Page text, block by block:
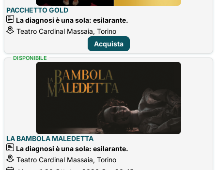
PACCHETTO GOLD
La diagnosi è una sola: esilarante.
Teatro Cardinal Massaia, Torino
Acquista
LA BAMBOLA MALEDETTA
La diagnosi è una sola: esilarante.
Teatro Cardinal Massaia, Torino
DISPONIBILE